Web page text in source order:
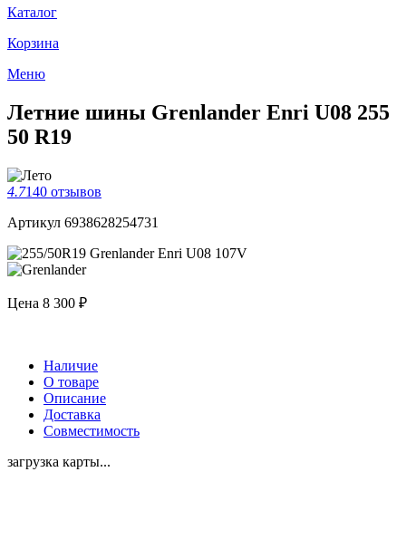
Каталог
Корзина
Меню
Летние шины Grenlander Enri U08 255
50 R19
4.7140 отзывов
Артикул 6938628254731
Цена 8 300 ₽
Наличие
О товаре
Описание
Доставка
Совместимость
загрузка карты...